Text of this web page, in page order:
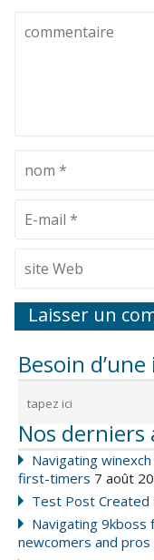
Besoin
Nos derniers
Navigating
first-timers 7 août
Test Post Created
Navigating
newcomers and pros